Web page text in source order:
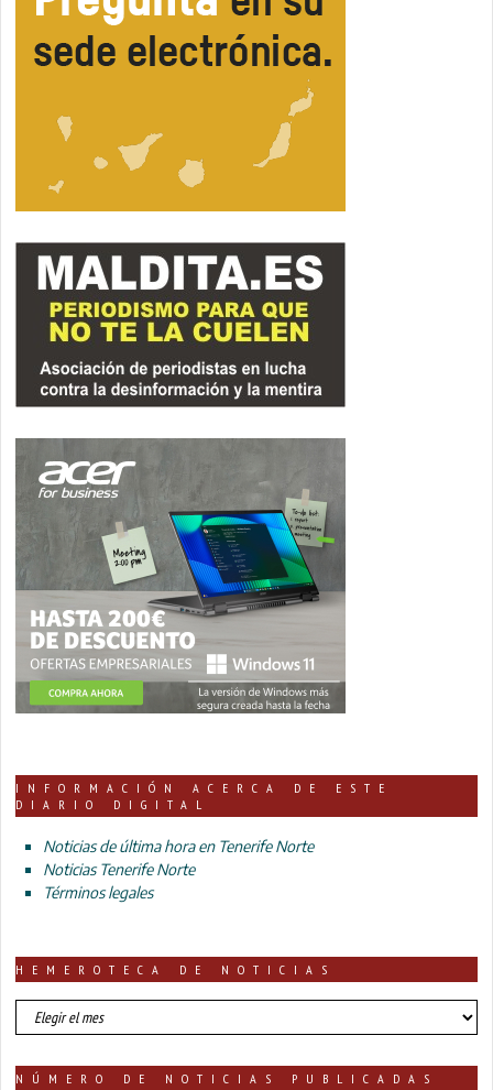
INFORMACIÓN ACERCA DE ESTE
DIARIO DIGITAL
Noticias de última hora en Tenerife Norte
Noticias Tenerife Norte
Términos legales
HEMEROTECA DE NOTICIAS
HEMEROTECA
DE
NÚMERO DE NOTICIAS PUBLICADAS